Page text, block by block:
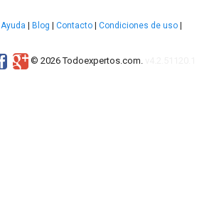
Ayuda Blog Contacto Condiciones de uso
© 2026 Todoexpertos.com.